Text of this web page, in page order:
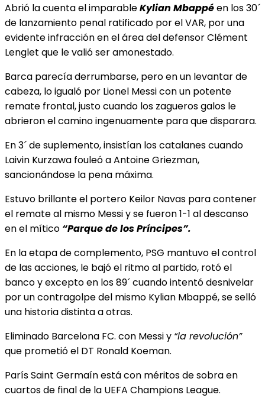
Abrió la cuenta el imparableKylian Mbappéen los 30´
de lanzamiento penal ratificado por el VAR, por una
evidente infracción en el área del defensor Clément
Lenglet que le valió ser amonestado.
Barca parecía derrumbarse, pero en un levantar de
cabeza, lo igualó por Lionel Messi con un potente
remate frontal, justo cuando los zagueros galos le
abrieron el camino ingenuamente para que disparara.
En 3´ de suplemento, insistían los catalanes cuando
Laivin Kurzawa fouleó a Antoine Griezman,
sancionándose la pena máxima.
Estuvo brillante el portero Keilor Navas para contener
el remate al mismo Messi y se fueron 1-1 al descanso
en el mítico “Parque de los Príncipes”.
En la etapa de complemento, PSG mantuvo el control
de las acciones, le bajó el ritmo al partido, rotó el
banco y excepto en los 89´ cuando intentó desnivelar
por un contragolpe del mismo Kylian Mbappé, se selló
una historia distinta a otras.
Eliminado Barcelona FC. con Messi y “la revolución”
que prometió el DT Ronald Koeman.
París Saint Germaín está con méritos de sobra en
cuartos de final de la UEFA Champions League.